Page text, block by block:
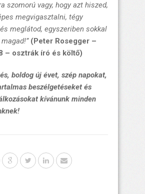
szomorú vagy, hogy azt hiszed,
megvigasztalni, tégy
meglátod, egyszeriben sokkal
(Peter Rosegger –
– osztrák író és költő)
boldog új évet, szép napokat,
beszélgetéseket és
kívánunk minden